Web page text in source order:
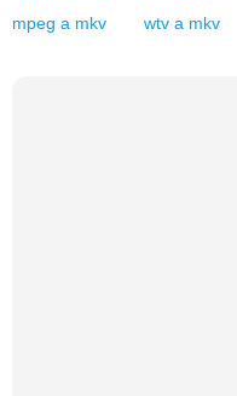
mpeg a mkv wtv a mkv